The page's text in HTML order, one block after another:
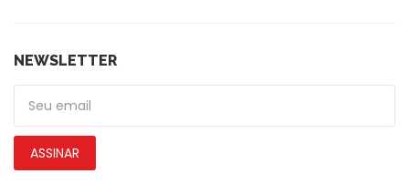
De Piscas
Faróis Dianteiros
Fechadura De Capôs
NEWSLETTER
ASSINAR